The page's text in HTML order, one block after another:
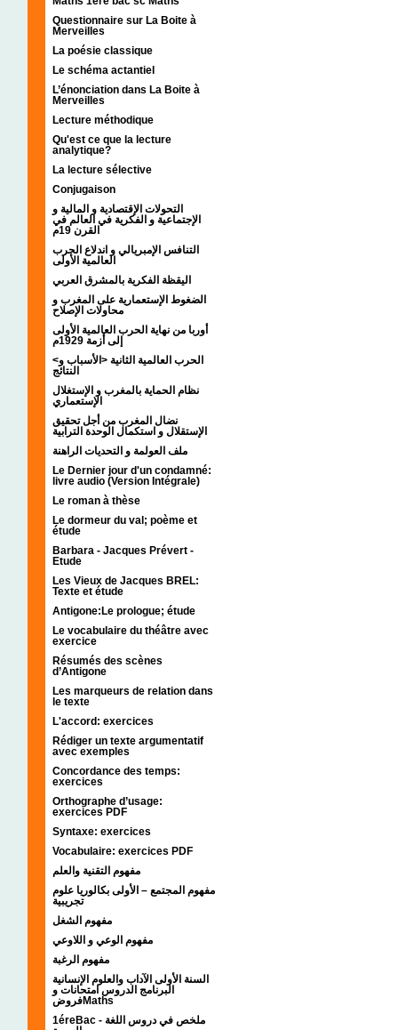
Questionnaire sur La Boite à
Merveilles
La poésie classique
Le schéma actantiel
L’énonciation dans La Boite à
Merveilles
Lecture méthodique
Qu'est ce que la lecture
analytique?
La lecture sélective
Conjugaison
التحولات الإقتصادية و المالية و
الإجتماعية و الفكرية في العالم في
القرن 19م
التنافس الإمبريالي و اندلاع الحرب
العالمية الأولى
اليقظة الفكرية بالمشرق العربي
الضغوط الإستعمارية على المغرب و
محاولات الإصلاح
أوربا من نهاية الحرب العالمية الأولى
إلى أزمة 1929م
<الحرب العالمية الثانية <الأسباب و
النتائج
نظام الحماية بالمغرب و الإستغلال
الإستعماري
نضال المغرب من أجل تحقيق
الإستقلال و استكمال الوحدة الترابية
ملف العولمة و التحديات الراهنة
Le Dernier jour d'un condamné:
livre audio (Version Intégrale)
Le roman à thèse
Le dormeur du val; poème et
étude
Barbara - Jacques Prévert -
Etude
Les Vieux de Jacques BREL:
Texte et étude
Antigone:Le prologue; étude
Le vocabulaire du théâtre avec
exercice
Résumés des scènes
d’Antigone
Les marqueurs de relation dans
le texte
L'accord: exercices
Rédiger un texte argumentatif
avec exemples
Concordance des temps:
exercices
Orthographe d’usage:
exercices PDF
Syntaxe: exercices
Vocabulaire: exercices PDF
مفهوم التقنية والعلم
مفهوم المجتمع – الأولى بكالوريا علوم
تجريبية
مفهوم الشغل
مفهوم الوعي و اللاوعي
مفهوم الرغبة
السنة الأولى الآداب والعلوم الإنسانية
البرنامج الدروس امتحانات و
فروضMaths
1éreBac - ملخص في دروس اللغة